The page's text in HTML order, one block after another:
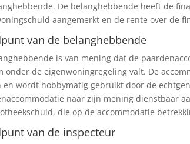
De belanghebbende heeft de
aangemerkt en de rente over de
van de belanghebbende
is van mening dat de
onder de eigenwoningregeling valt. De
en wordt hobbymatig gebruikt door de
naar zijn mening dienstbaar
die op de accommodatie
van de inspecteur